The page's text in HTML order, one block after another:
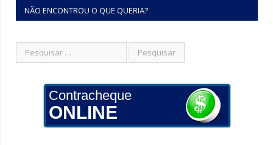
NÃO ENCONTROU O QUE QUERIA?
Contracheque
ONLINE